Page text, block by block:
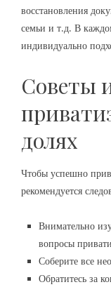
восстановления
семьи и т.д. В
индивидуально
Советы
долях
Чтобы успешно
рекомендуется
Внимательно
вопросы
Соберите все
Обратитесь за